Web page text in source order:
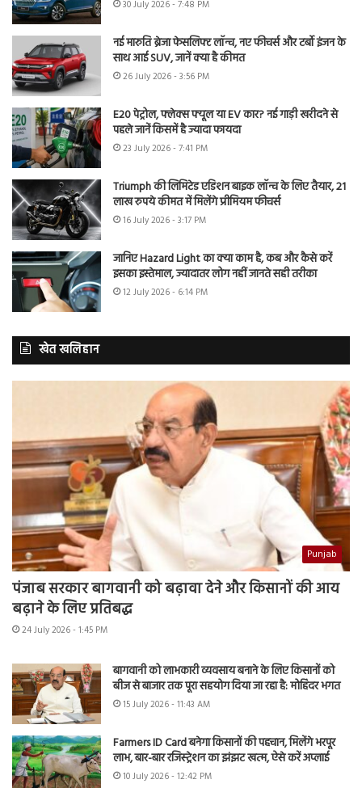
30 July 2026 - 7:48 PM
नई मारुति ब्रेजा फेसलिफ्ट लॉन्च, नए फीचर्स और टर्बो इंजन के
साथ आई SUV, जानें क्या है कीमत
26 July 2026 - 3:56 PM
E20 पेट्रोल, फ्लेक्स फ्यूल या EV कार? नई गाड़ी खरीदने से
पहले जानें किसमें है ज्यादा फायदा
23 July 2026 - 7:41 PM
Triumph की लिमिटेड एडिशन बाइक लॉन्च के लिए तैयार, 21
लाख रुपये कीमत में मिलेंगे प्रीमियम फीचर्स
16 July 2026 - 3:17 PM
जानिए Hazard Light का क्या काम है, कब और कैसे करें
इसका इस्तेमाल, ज्यादातर लोग नहीं जानते सही तरीका
12 July 2026 - 6:14 PM
खेत खलिहान
Punjab
पंजाब सरकार बागवानी को बढ़ावा देने और किसानों की आय
बढ़ाने के लिए प्रतिबद्ध
24 July 2026 - 1:45 PM
बागवानी को लाभकारी व्यवसाय बनाने के लिए किसानों को
बीज से बाजार तक पूरा सहयोग दिया जा रहा है: मोहिंदर भगत
15 July 2026 - 11:43 AM
Farmers ID Card बनेगा किसानों की पहचान, मिलेंगे भरपूर
लाभ, बार-बार रजिस्ट्रेशन का झंझट खत्म, ऐसे करें अप्लाई
10 July 2026 - 12:42 PM